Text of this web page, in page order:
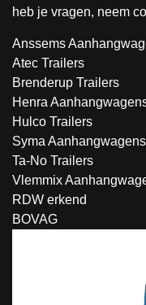
heb je vragen, neem
Anssems
Atec Trailers
Brenderup Trailers
Henra
Hulco Trailers
Syma Aanhangwagens
Ta-No Trailers
Vlemmix
RDW erkend
BOVAG